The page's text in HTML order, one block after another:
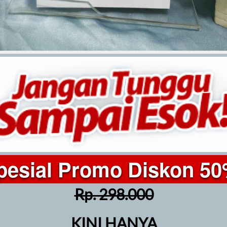
Promo Diskon
Rp. 298.000
KINI HANYA